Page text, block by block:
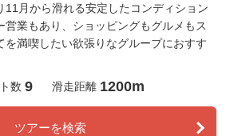
11月から滑れる安定したコンディション
営業もあり、ショッピングもグルメもス
を満喫したい欲張りなグループにおすす
数 9 滑走距離 1200m
ツアーを検索